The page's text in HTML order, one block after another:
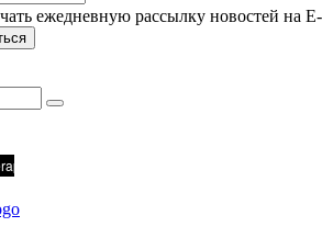
ежедневную рассылку новостей на